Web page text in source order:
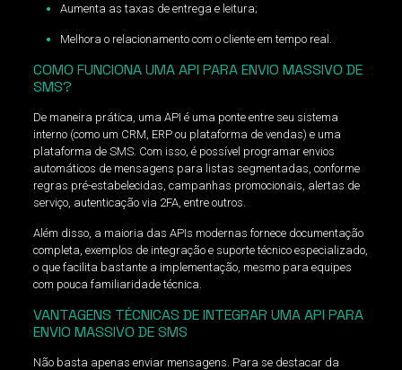
Aumenta as taxas de entrega e leitura;
Melhora o relacionamento com o cliente em tempo real.
COMO FUNCIONA UMA API PARA ENVIO MASSIVO DE
SMS?
De maneira prática, uma API é uma ponte entre seu sistema
interno (como um CRM, ERP ou plataforma de vendas) e uma
plataforma de SMS. Com isso, é possível programar envios
automáticos de mensagens para listas segmentadas, conforme
regras pré-estabelecidas, campanhas promocionais, alertas de
serviço, autenticação via 2FA, entre outros.
Além disso, a maioria das APIs modernas fornece documentação
completa, exemplos de integração e suporte técnico especializado,
o que facilita bastante a implementação, mesmo para equipes
com pouca familiaridade técnica.
VANTAGENS TÉCNICAS DE INTEGRAR UMA API PARA
ENVIO MASSIVO DE SMS
Não basta apenas enviar mensagens. Para se destacar da